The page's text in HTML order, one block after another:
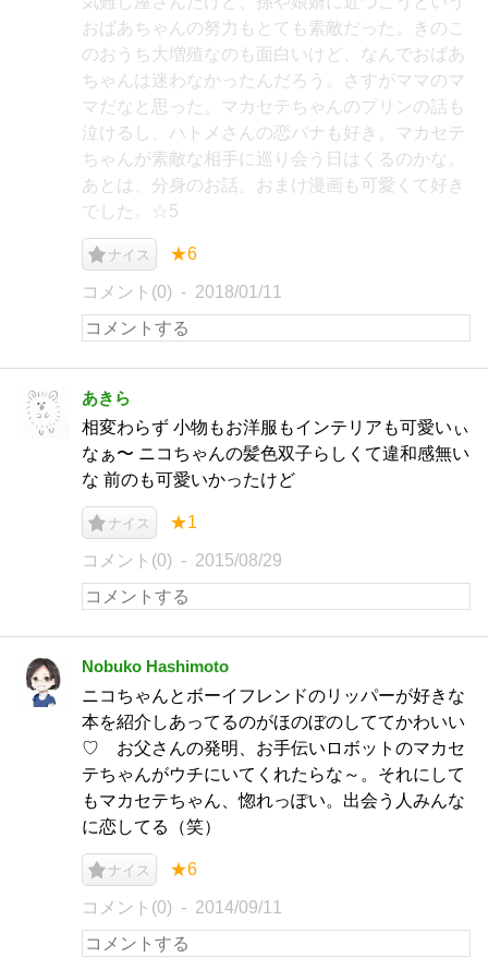
おばあちゃんの努力もとても素敵だった。きのこ
のおうち大増殖なのも面白いけど、なんでおばあ
ちゃんは迷わなかったんだろう。さすがママのマ
マだなと思った。マカセテちゃんのプリンの話も
泣けるし、ハトメさんの恋バナも好き。マカセテ
ちゃんが素敵な相手に巡り会う日はくるのかな。
あとは、分身のお話。おまけ漫画も可愛くて好き
でした。☆5
ナイス ★6
コメント(0) 2018/01/11
あきら
相変わらず 小物もお洋服もインテリアも可愛いぃ
なぁ〜 ニコちゃんの髪色双子らしくて違和感無い
な 前のも可愛いかったけど
ナイス ★1
コメント(0) 2015/08/29
Nobuko Hashimoto
ニコちゃんとボーイフレンドのリッパーが好きな
本を紹介しあってるのがほのぼのしててかわいい
♡ お父さんの発明、お手伝いロボットのマカセ
テちゃんがウチにいてくれたらな～。それにして
もマカセテちゃん、惚れっぽい。出会う人みんな
に恋してる（笑）
ナイス ★6
コメント(0) 2014/09/11